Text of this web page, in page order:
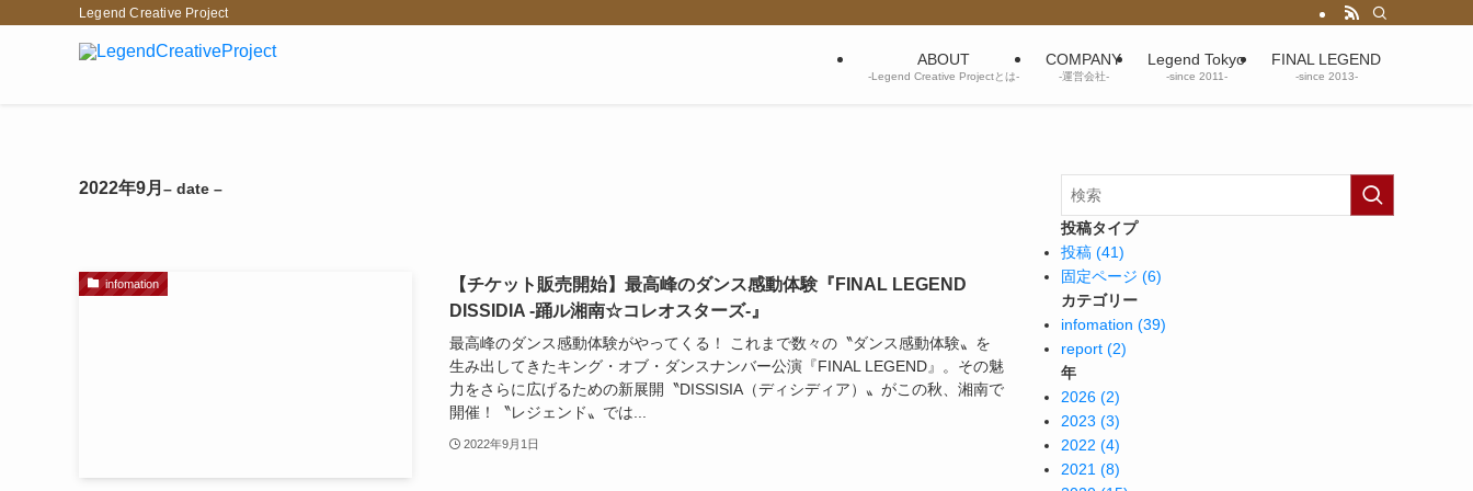
Legend Creative Project
ABOUT
-Legend Creative Projectとは-
COMPANY
-運営会社-
Legend Tokyo
-since 2011-
FINAL LEGEND
-since 2013-
2022年9月 – date –
infomation
【チケット販売開始】最高峰のダンス感動体験『FINAL LEGEND
DISSIDIA -踊ル湘南☆コレオスターズ-』
最高峰のダンス感動体験がやってくる！ これまで数々の〝ダンス感動体験〟を
生み出してきたキング・オブ・ダンスナンバー公演『FINAL LEGEND』。その魅
力をさらに広げるための新展開〝DISSISIA（ディシディア）〟がこの秋、湘南で
開催！〝レジェンド〟では...
2022年9月1日
投稿タイプ
投稿 (41)
固定ページ (6)
カテゴリー
infomation (39)
report (2)
年
2026 (2)
2023 (3)
2022 (4)
2021 (8)